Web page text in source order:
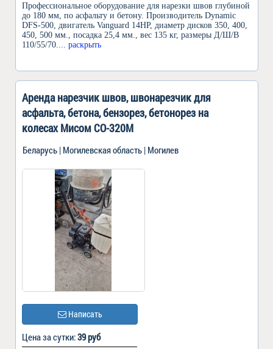
Профессиональное оборудование для нарезки швов глубиной
до 180 мм, по асфальту и бетону. Производитель Dynamic
DFS-500, двигатель Vanguard 14HP, диаметр дисков 350, 400,
450, 500 мм., посадка 25,4 мм., вес 135 кг, размеры Д/Ш/В
110/55/70.
... раскрыть
Аренда нарезчик швов, швонарезчик для
асфальта, бетона, бензорез, бетонорез на
колесах Мисом СО-320M
Беларусь | Могилевская область | Могилев
Написать
Цена за сутки:39 руб